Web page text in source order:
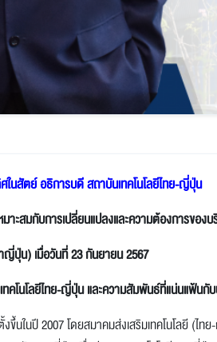
ในสัตย์ อธิการบดี สถาบันเทคโนโลยีไทย-ญี่ปุ่น
าะสมกับการเปลี่ยนแปลงและความต้องการของ
ปุ่น) เมื่อวันที่ 23 กันยายน 2567
ทคโนโลยีไทย-ญี่ปุ่น และความสัมพันธ์ที่แน่นแฟ้นกั
ขึ้นในปี 2007 โดยสมาคมส่งเสริมเทคโนโลยี (ไ